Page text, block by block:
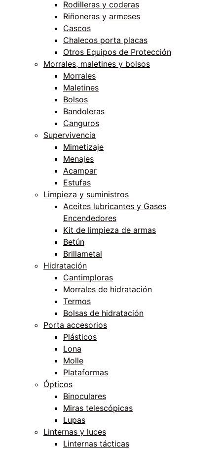
Rodilleras y coderas
Riñoneras y armeses
Cascos
Chalecos porta placas
Otros Equipos de Protección
Morrales, maletines y bolsos
Morrales
Maletines
Bolsos
Bandoleras
Canguros
Supervivencia
Mimetizaje
Menajes
Acampar
Estufas
Limpieza y suministros
Aceites lubricantes y Gases
Encendedores
Kit de limpieza de armas
Betún
Brillametal
Hidratación
Cantimploras
Morrales de hidratación
Termos
Bolsas de hidratación
Porta accesorios
Plásticos
Lona
Molle
Plataformas
Ópticos
Binoculares
Miras telescópicas
Lupas
Linternas y luces
Linternas tácticas